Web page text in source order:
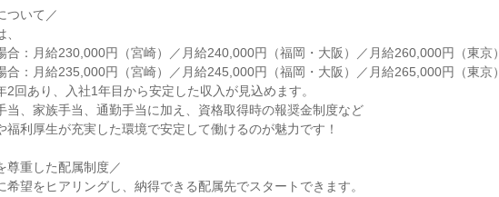
ついて／
合：月給230,000円（宮崎）／月給240,000円（福岡・大阪）／月給260,000円（東京）
合：月給235,000円（宮崎）／月給245,000円（福岡・大阪）／月給265,000円（東京）
2回あり、入社1年目から安定した収入が見込めます。
当、家族手当、通勤手当に加え、資格取得時の報奨金制度など
福利厚生が充実した環境で安定して働けるのが魅力です！
尊重した配属制度／
希望をヒアリングし、納得できる配属先でスタートできます。